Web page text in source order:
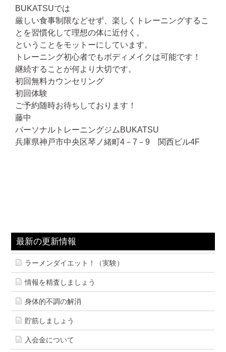
BUKATSUでは
厳しい食事制限などせず、楽しくトレーニングするこ
とを習慣化して理想の体に近付く。
ということをモットーにしています。
トレーニング初心者でもボディメイクは可能です！
継続することが何より大切です。
初回無料カウンセリング
初回体験
ご予約随時お待ちしております！
藤中
パーソナルトレーニングジムBUKATSU
兵庫県神戸市中央区琴ノ緒町4－7－9 関西ビル4F
最新の更新情報
ラーメンダイエット！（実験）
情報を精査しましょう
身体的不調の解消
貯筋しましょう
入会金について